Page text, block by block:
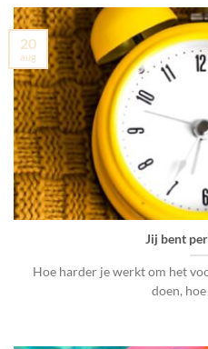
Jij bent
Hoe harder je werkt om het
doen,
20
aug